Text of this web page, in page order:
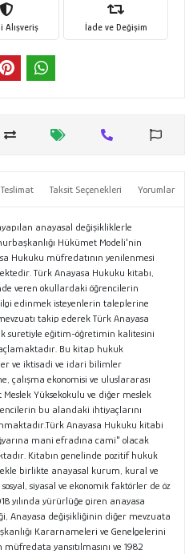
Alışveriş İade ve Değişim
Taksit Seçenekleri Yorumlar
anayasal değişikliklerle
Hükümet Modeli'nin
Hukuku müfredatının yenilenmesi
Türk Anayasa Hukuku kitabı,
veren okullardaki öğrencilerin
edinmek isteyenlerin taleplerine
takip ederek Türk Anayasa
suretiyle eğitim-öğretimin kalitesini
Bu kitap hukuk
ve iktisadi ve idari bilimler
çalışma ekonomisi ve uluslararası
Yüksekokulu ve diğer meslek
bu alandaki ihtiyaçlarını
Anayasa Hukuku kitabi
mani efradına cami" olacak
Kitabın genelinde pozitif hukuk
birlikte anayasal kurum, kural ve
siyasal ve ekonomik faktörler de öz
yılında yürürlüğe giren anayasa
Anayasa değişikliğinin diğer mevzuata
Kararnameleri ve Genelgelerini
yansıtılmasını ve 1982